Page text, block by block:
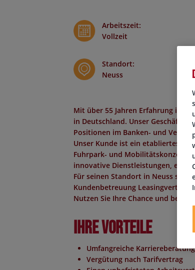
Arbeitszeit:
Vollzeit
Standort:
Neuss
Mit über 55 Jahren Erfahrung in
in Deutschland. Unser
Positionen im Banken- und
Unser Kunde ist ein etabliertes
Fuhrpark- und Mobilitätskonzepte
innovative Dienstleistungen, eine
Für seinen Standort in Neuss
Kundenbetreuung Leasingverträge
Nutzen Sie Ihre Chance und
Ihre Vorteile
Umfangreiche
Vergütung nach Tarifvertrag